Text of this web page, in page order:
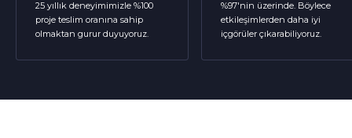
25 yıllık deneyimimizle %100
proje teslim oranına sahip
olmaktan gurur duyuyoruz.
%97'nin üzerinde. Böylece
etkileşimlerden daha iyi
içgörüler çıkarabiliyoruz.